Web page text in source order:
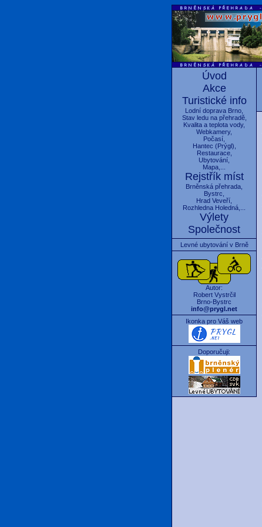
Úvod
Akce
Turistické info
Lodní doprava Brno
Stav ledu na přehradě,
Kvalita a teplota vody,
Webkamery,
Počasí
Hantec (Prýgl),
Restaurace,
Ubytování
Mapa
Rejstřík míst
Brněnská přehrada
Bystrc
Hrad Veveří
Rozhledna Holedná
Výlety
Společnost
Levné ubytování v Brně
Autor:
Robert Vystrčil
Brno-Bystrc
info@prygl.net
Ikonka pro Váš web
Doporučuji: